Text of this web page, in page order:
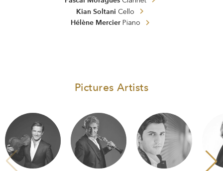
Kian Soltani Cello
Hélène Mercier Piano
Pictures Artists